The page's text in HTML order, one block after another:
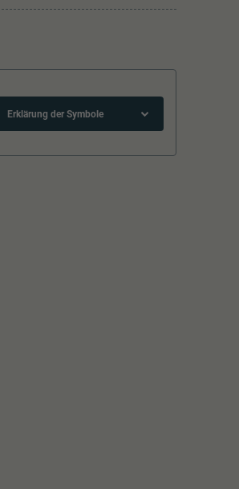
Erklärung der Symbole